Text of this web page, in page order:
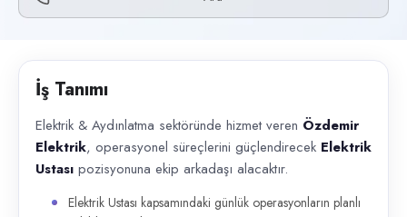
Başvuru kanalları
İlan açıklaması
İş Tanımı
Elektrik & Aydınlatma sektöründe hizmet veren Özdemir
Elektrik, operasyonel süreçlerini güçlendirecek Elektrik
Ustası pozisyonuna ekip arkadaşı alacaktır.
Elektrik Ustası kapsamındaki günlük operasyonların planlı